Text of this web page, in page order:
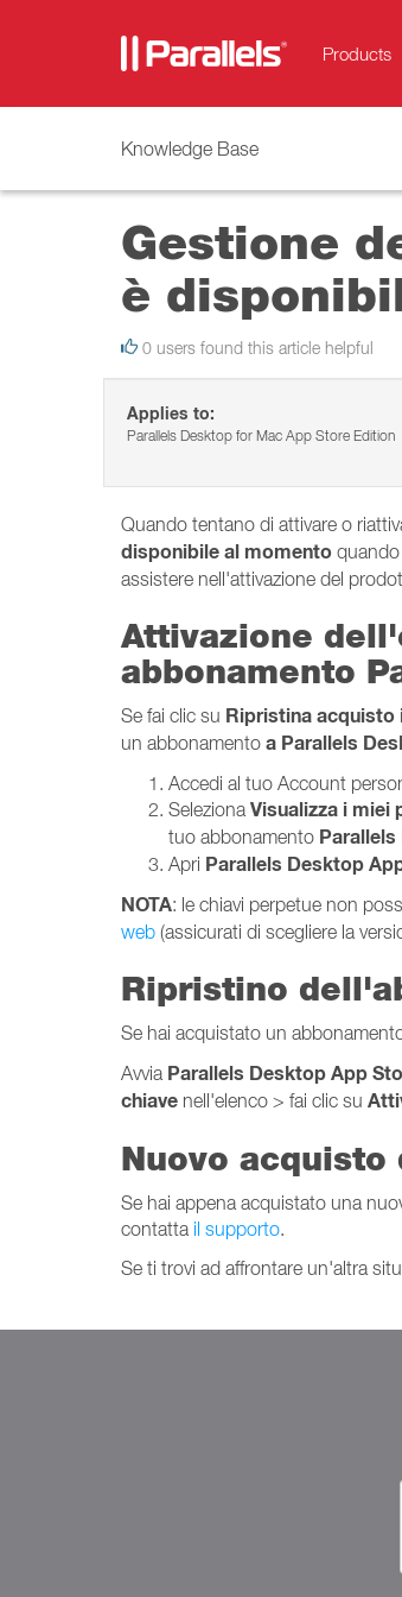
Products
Knowledge Base
Gestione
è
0 users found this article helpful
Applies to:
Parallels Desktop for Mac App Store Edition
Quando tentano di attivare o
disponibile al momento
assistere nell'attivazione del
Attivazione
abbonamento
Se fai clic su Ripristina acquisto
un abbonamento a Parallels
Accedi al tuo Account
Seleziona Visualizza i miei
tuo abbonamento
Apri Parallels Desktop
NOTA: le chiavi perpetue non
web (assicurati di scegliere la
Ripristino
Se hai acquistato un
Avvia Parallels Desktop App
chiave nell'elenco > fai clic su
Nuovo
Se hai appena acquistato una
contatta il supporto.
Se ti trovi ad affrontare un'altra